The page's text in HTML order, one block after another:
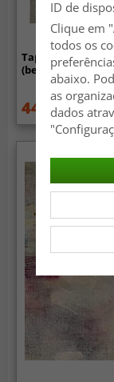
Tapete Wilton -
(bege/branco)
44.99 €
ID de
Clique em
todos os
abaixo.
as
dados